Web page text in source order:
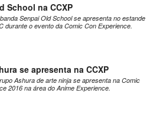
School na CCXP
Senpai Old School se apresenta no estande
durante o evento da Comic Con Experience.
se apresenta na CCXP
Ashura de arte ninja se apresenta na Comic
2016 na área do Anime Experience.